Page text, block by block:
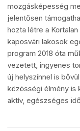
mozgásképesség
jelentősen
hozta létre a
kaposvári lakosok
program 2018 óta
vezetett, ingyenes
új helyszínnel is
közösségi élmény is
aktív, egészséges